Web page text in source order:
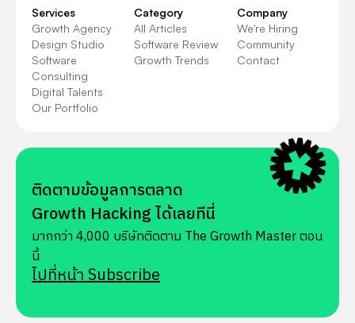
Services
Growth Agency
Design Studio
Software
Consulting
Digital Talents
Our Portfolio
Category
All Articles
Software Review
Growth Trends
Company
We're Hiring
Community
Contact
ติดตามข้อมูลการตลาด
Growth Hacking ได้เลยทีนี่
มากกว่า 4,000 บริษัทติดตาม The Growth Master ตอน
นี้
ไปที่หน้า Subscribe